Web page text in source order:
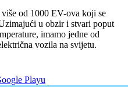
od 1000 EV-ova koji se
u obzir i stvari poput
imamo jedne od
vozila na svijetu.